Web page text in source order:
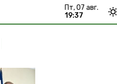
пт, 07 авг.
19:37